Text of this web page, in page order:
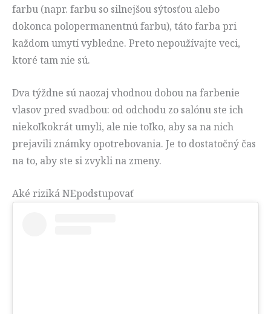
farbu (napr. farbu so silnejšou sýtosťou alebo
dokonca polopermanentnú farbu), táto farba pri
každom umytí vybledne. Preto nepoužívajte veci,
ktoré tam nie sú.
Dva týždne sú naozaj vhodnou dobou na farbenie
vlasov pred svadbou: od odchodu zo salónu ste ich
niekoľkokrát umyli, ale nie toľko, aby sa na nich
prejavili známky opotrebovania. Je to dostatočný čas
na to, aby ste si zvykli na zmeny.
Aké riziká NEpodstupovať